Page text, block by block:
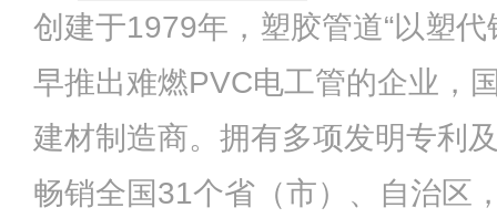
统解决方案，是颇具规模和实力
创建于1979年，塑胶管道“以塑
早推出难燃PVC电工管的企业，
建材制造商。拥有多项发明专利
畅销全国31个省（市）、自治区